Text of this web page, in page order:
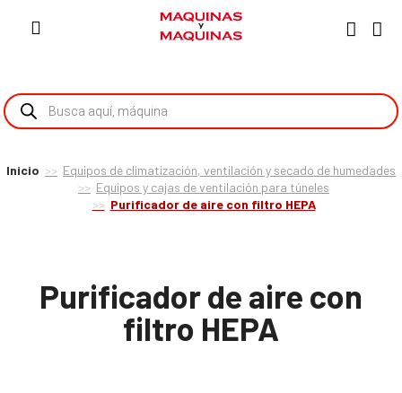
Inicio
Equipos de climatización, ventilación y secado de humedades
Equipos y cajas de ventilación para túneles
Purificador de aire con filtro HEPA
Purificador de aire con
filtro HEPA